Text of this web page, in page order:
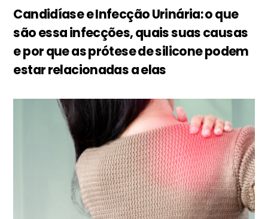
Candidíase e Infecção Urinária: o que
são essa infecções, quais suas causas
e por que as prótese de silicone podem
estar relacionadas a elas